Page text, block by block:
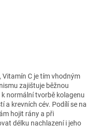
C je tím vhodným
zajištuje běžnou
normální tvorbě kolagenu
a krevních cév. Podílí se na
hojit rány a při
délku nachlazení i jeho